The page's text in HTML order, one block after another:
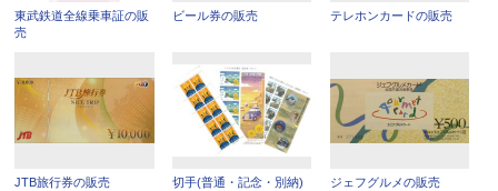
東武鉄道全線乗車証の販
売
ビール券の販売 テレホンカードの販売
JTB旅行券の販売
切手(普通・記念・別納)
ジェフグルメの販売